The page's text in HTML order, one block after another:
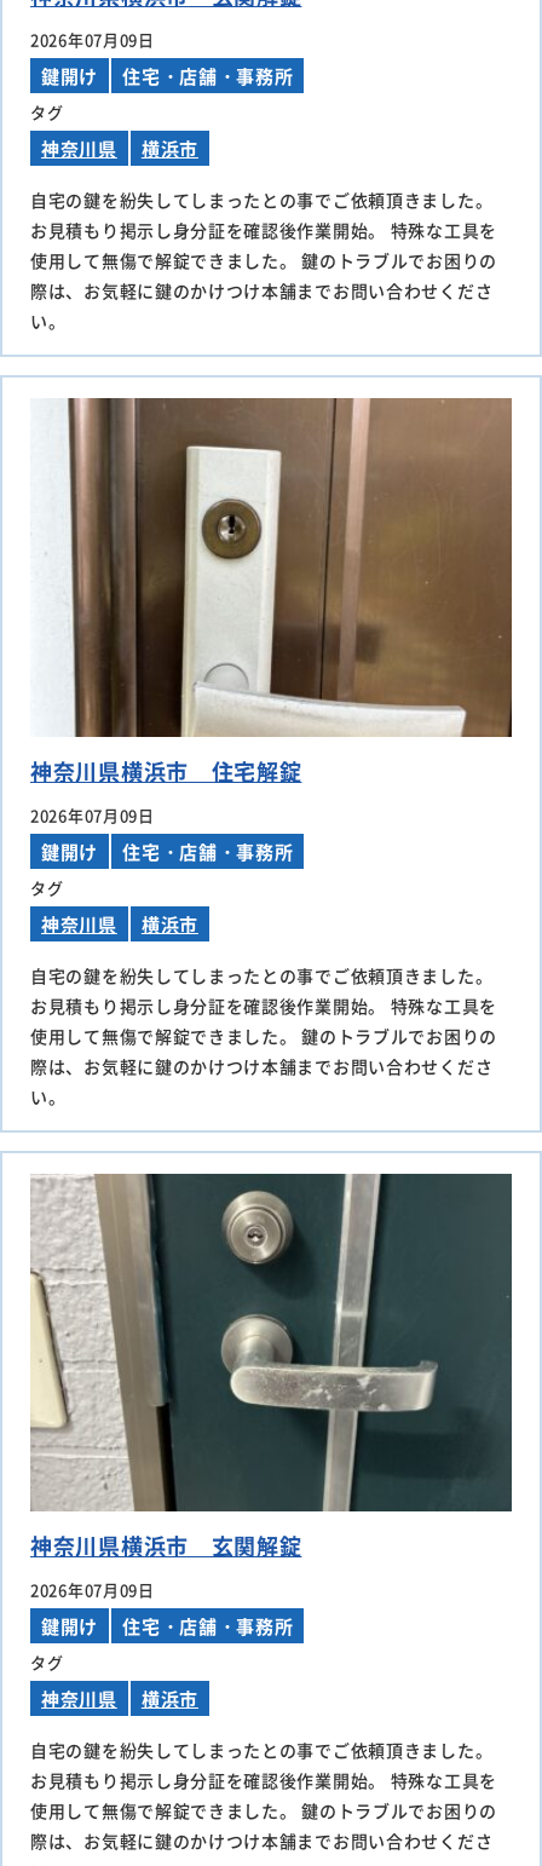
2026年07月09日
鍵開け 住宅・店舗・事務所
タグ
神奈川県 横浜市
自宅の鍵を紛失してしまったとの事でご依頼頂きました。
お見積もり掲示し身分証を確認後作業開始。 特殊な工具を
使用して無傷で解錠できました。 鍵のトラブルでお困りの
際は、お気軽に鍵のかけつけ本舗までお問い合わせくださ
い。
神奈川県横浜市 住宅解錠
2026年07月09日
鍵開け 住宅・店舗・事務所
タグ
神奈川県 横浜市
自宅の鍵を紛失してしまったとの事でご依頼頂きました。
お見積もり掲示し身分証を確認後作業開始。 特殊な工具を
使用して無傷で解錠できました。 鍵のトラブルでお困りの
際は、お気軽に鍵のかけつけ本舗までお問い合わせくださ
い。
神奈川県横浜市 玄関解錠
2026年07月09日
鍵開け 住宅・店舗・事務所
タグ
神奈川県 横浜市
自宅の鍵を紛失してしまったとの事でご依頼頂きました。
お見積もり掲示し身分証を確認後作業開始。 特殊な工具を
使用して無傷で解錠できました。 鍵のトラブルでお困りの
際は、お気軽に鍵のかけつけ本舗までお問い合わせくださ